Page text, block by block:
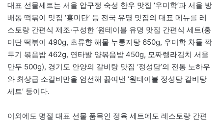
대표 선물세트는 서울 압구정 숙성 한우 맛집 ‘우미학’과 서울 방
배동 떡볶이 맛집 ‘홍미단’ 등 전국 유명 맛집의 대표 메뉴를 레
스토랑 간편식 제조·구성한 ‘원테이블 유명 맛집 간편식 세트(홍
미단 떡볶이 490g, 초류향 해물 누룽지탕 650g, 우미학 차돌 깍
두기 볶음밥 462g, 연타발 양볶음밥 450g, 모짜렐라김치 서울
만두 500g), 경기도 안양의 갈비탕 맛집 ‘정성담’의 전통 노하우
와 최상급 소갈비만을 엄선해 끓여낸 ‘원테이블 정성담 갈비탕
세트’ 등이다.
이외에도 명절 대표 선물 품목인 정육 세트에도 레스토랑 간편